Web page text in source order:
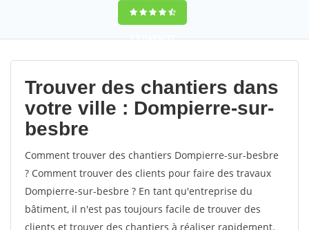
9,5(100%)72
votes
Trouver des chantiers dans
votre ville : Dompierre-sur-
besbre
Comment trouver des chantiers Dompierre-sur-besbre
? Comment trouver des clients pour faire des travaux
Dompierre-sur-besbre ? En tant qu'entreprise du
bâtiment, il n'est pas toujours facile de trouver des
clients et trouver des chantiers à réaliser rapidement.